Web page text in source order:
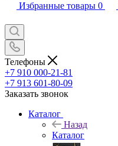
Избранные товары 0
Телефоны
+7 910 000-21-81
+7 913 601-80-09
Заказать звонок
Каталог
Назад
Каталог